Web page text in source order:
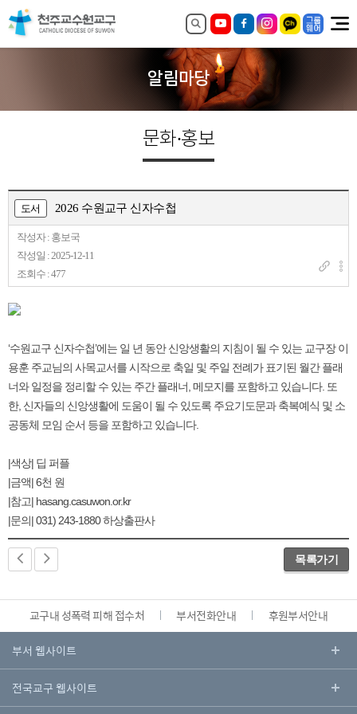
알림마당
문화·홍보
도서 2026 수원교구 신자수첩
작성자 : 홍보국
작성일 : 2025-12-11
조회수 : 477
‘수원교구 신자수첩’에는 일 년 동안 신앙생활의 지침이 될 수 있는 교구장 이
용훈 주교님의 사목교서를 시작으로 축일 및 주일 전례가 표기된 월간 플래
너와 일정을 정리할 수 있는 주간 플래너, 메모지를 포함하고 있습니다. 또
한, 신자들의 신앙생활에 도움이 될 수 있도록 주요기도문과 축복예식 및 소
공동체 모임 순서 등을 포함하고 있습니다.
|색상| 딥 퍼플
|금액| 6천 원
|참고| hasang.casuwon.or.kr
|문의| 031) 243-1880 하상출판사
목록가기
교구내 성폭력 피해 접수처 부서전화안내 후원부서안내